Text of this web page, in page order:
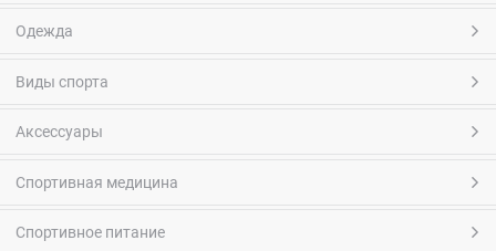
Одежда
Виды спорта
Аксессуары
Спортивная медицина
Спортивное питание